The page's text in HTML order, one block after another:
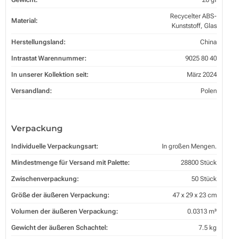
Material:
Recycelter ABS-
Kunststoff, Glas
Herstellungsland: China
Intrastat Warennummer: 9025 80 40
In unserer Kollektion seit: März 2024
Versandland: Polen
Verpackung
Individuelle Verpackungsart: In großen Mengen.
Mindestmenge für Versand mit Palette: 28800 Stück
Zwischenverpackung: 50 Stück
Größe der äußeren Verpackung: 47 x 29 x 23 cm
Volumen der äußeren Verpackung: 0.0313 m³
Gewicht der äußeren Schachtel: 7.5 kg